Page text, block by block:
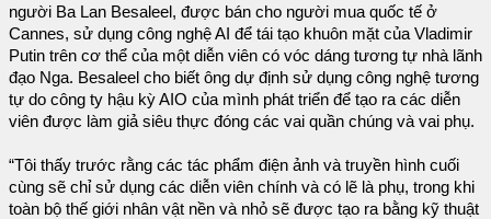
người Ba Lan Besaleel, được bán cho người mua quốc tế ở
Cannes, sử dụng công nghệ AI để tái tạo khuôn mặt của Vladimir
Putin trên cơ thể của một diễn viên có vóc dáng tương tự nhà lãnh
đạo Nga. Besaleel cho biết ông dự định sử dụng công nghệ tương
tự do công ty hậu kỳ AIO của mình phát triển để tạo ra các diễn
viên được làm giả siêu thực đóng các vai quần chúng và vai phụ.
“Tôi thấy trước rằng các tác phẩm điện ảnh và truyền hình cuối
cùng sẽ chỉ sử dụng các diễn viên chính và có lẽ là phụ, trong khi
toàn bộ thế giới nhân vật nền và nhỏ sẽ được tạo ra bằng kỹ thuật